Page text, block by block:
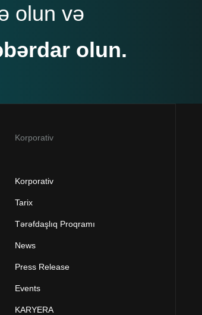
olun və
olun.
Korporativ
Korporativ
Tarix
Tərəfdaşlıq Proqramı
News
Press Release
Events
KARYERA